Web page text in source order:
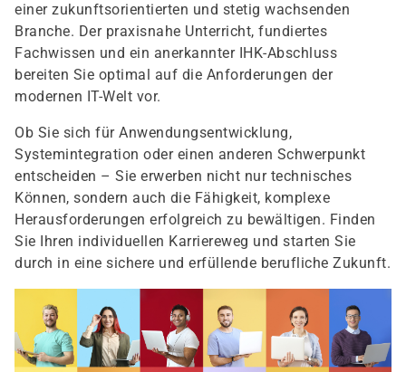
einer zukunftsorientierten und stetig wachsenden
Branche. Der praxisnahe Unterricht, fundiertes
Fachwissen und ein anerkannter IHK-Abschluss
bereiten Sie optimal auf die Anforderungen der
modernen IT-Welt vor.
Ob Sie sich für Anwendungsentwicklung,
Systemintegration oder einen anderen Schwerpunkt
entscheiden – Sie erwerben nicht nur technisches
Können, sondern auch die Fähigkeit, komplexe
Herausforderungen erfolgreich zu bewältigen. Finden
Sie Ihren individuellen Karriereweg und starten Sie
durch in eine sichere und erfüllende berufliche Zukunft.